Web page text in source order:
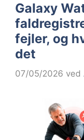
Galaxy
fejler, og
det
07/05/2026 ved